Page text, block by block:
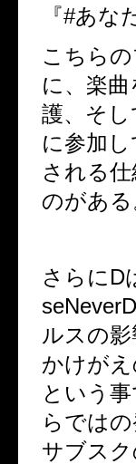
『#あ
こちら
に、楽
護、そ
に参加
される
のがある
さらにD
ルスの
かけが
という
らでは
サブス